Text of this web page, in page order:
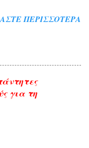
τη Θήβα η παρουσία
ΠΕΡΙΣΣΌΤΕΡΑ
για τη